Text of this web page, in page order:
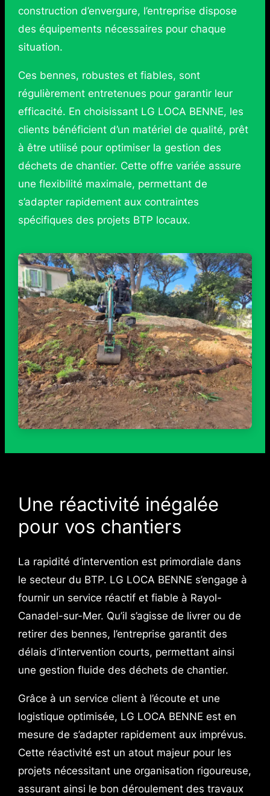
construction d’envergure, l’entreprise dispose
des équipements nécessaires pour chaque
situation.
Ces bennes, robustes et fiables, sont
régulièrement entretenues pour garantir leur
efficacité. En choisissant LG LOCA BENNE, les
clients bénéficient d’un matériel de qualité, prêt
à être utilisé pour optimiser la gestion des
déchets de chantier. Cette offre variée assure
une flexibilité maximale, permettant de
s’adapter rapidement aux contraintes
spécifiques des projets BTP locaux.
Une réactivité inégalée
pour vos chantiers
La rapidité d’intervention est primordiale dans
le secteur du BTP. LG LOCA BENNE s’engage à
fournir un service réactif et fiable à Rayol-
Canadel-sur-Mer. Qu’il s’agisse de livrer ou de
retirer des bennes, l’entreprise garantit des
délais d’intervention courts, permettant ainsi
une gestion fluide des déchets de chantier.
Grâce à un service client à l’écoute et une
logistique optimisée, LG LOCA BENNE est en
mesure de s’adapter rapidement aux imprévus.
Cette réactivité est un atout majeur pour les
projets nécessitant une organisation rigoureuse,
assurant ainsi le bon déroulement des travaux